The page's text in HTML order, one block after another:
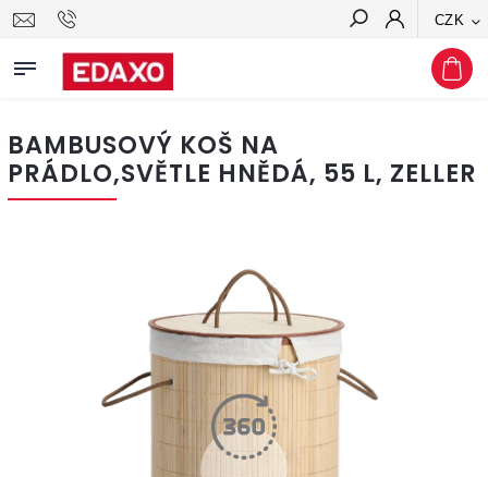
CZK
Hledat
BAMBUSOVÝ KOŠ NA
PRÁDLO,SVĚTLE HNĚDÁ, 55 L, ZELLER